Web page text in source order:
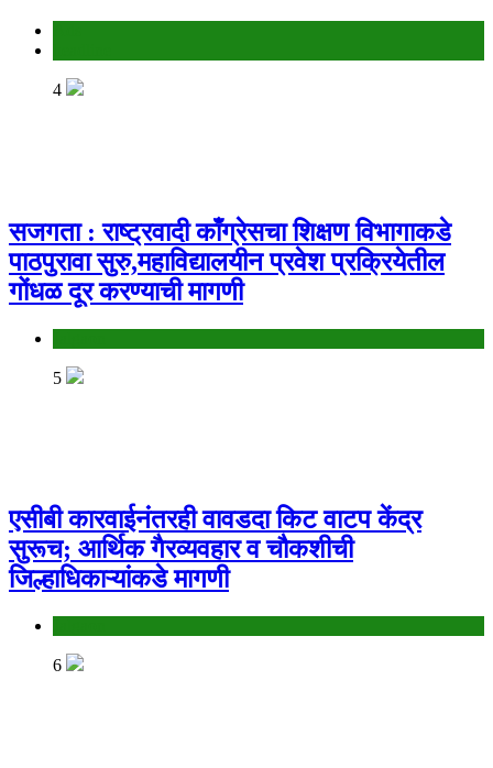
4
सजगता : राष्ट्रवादी काँग्रेसचा शिक्षण विभागाकडे
पाठपुरावा सुरु,महाविद्यालयीन प्रवेश प्रक्रियेतील
गोंधळ दूर करण्याची मागणी
5
एसीबी कारवाईनंतरही वावडदा किट वाटप केंद्र
सुरूच; आर्थिक गैरव्यवहार व चौकशीची
जिल्हाधिकाऱ्यांकडे मागणी
6